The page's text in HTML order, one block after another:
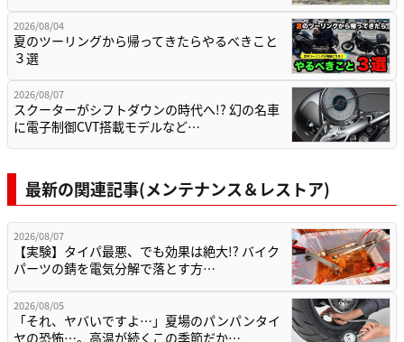
2026/08/04
夏のツーリングから帰ってきたらやるべきこと
３選
2026/08/07
スクーターがシフトダウンの時代へ!? 幻の名車
に電子制御CVT搭載モデルなど…
最新の関連記事(メンテナンス＆レストア)
2026/08/07
【実験】タイパ最悪、でも効果は絶大!? バイク
パーツの錆を電気分解で落とす方…
2026/08/05
「それ、ヤバいですよ…」夏場のパンパンタイ
ヤの恐怖…。高温が続くこの季節だか…